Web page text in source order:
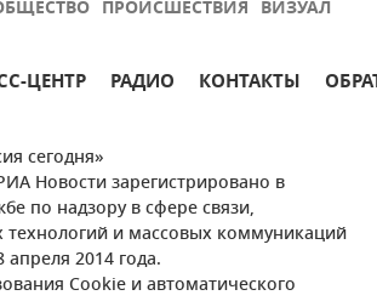
ПРОИСШЕСТВИЯ ВИЗУАЛ
ЦЕНТР РАДИО КОНТАКТЫ
сегодня»
Новости зарегистрировано в
по надзору в сфере связи,
и массовых коммуникаций
2014 года.
Cookie и автоматического